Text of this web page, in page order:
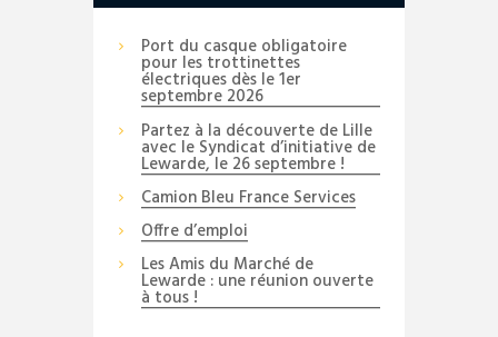
Port du casque obligatoire
pour les trottinettes
électriques dès le 1er
septembre 2026
Partez à la découverte de Lille
avec le Syndicat d’initiative de
Lewarde, le 26 septembre !
Camion Bleu France Services
Offre d’emploi
Les Amis du Marché de
Lewarde : une réunion ouverte
à tous !